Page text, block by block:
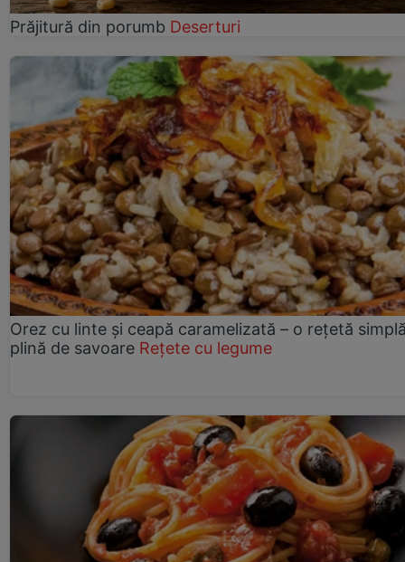
Prăjitură din porumb Deserturi
Orez cu linte și ceapă caramelizată – o rețetă
plină de savoare Rețete cu legume